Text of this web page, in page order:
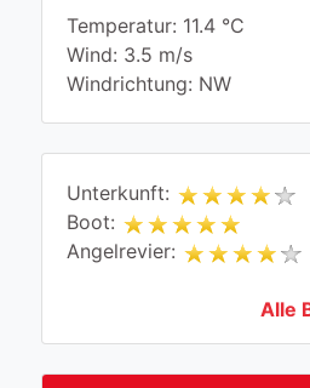
Temperatur: 11.4 °C
Wind: 3.5 m/s
Windrichtung: NW
Unterkunft:
Boot:
Angelrevier:
Alle